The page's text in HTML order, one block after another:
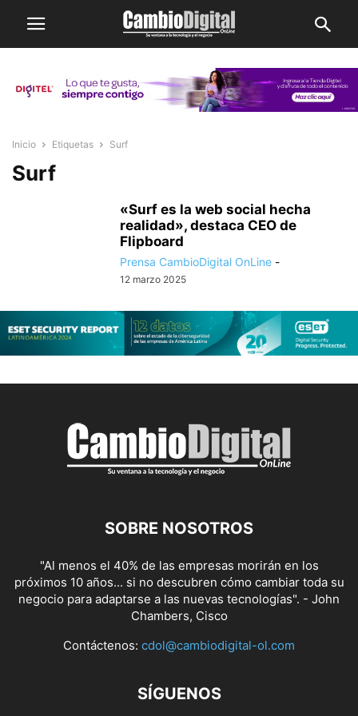
Inicio Etiquetas Surf
Surf
«Surf es la web social hecha
realidad», destaca CEO de
Flipboard
Prensa CambioDigital OnLine -
12 marzo 2025
SOBRE NOSOTROS
"Al menos el 40% de las empresas morirán en los
próximos 10 años... si no descubren cómo cambiar toda su
negocio para adaptarse a las nuevas tecnologías". - John
Chambers, Cisco
Contáctenos: cdol@cambiodigital-ol.com
SÍGUENOS